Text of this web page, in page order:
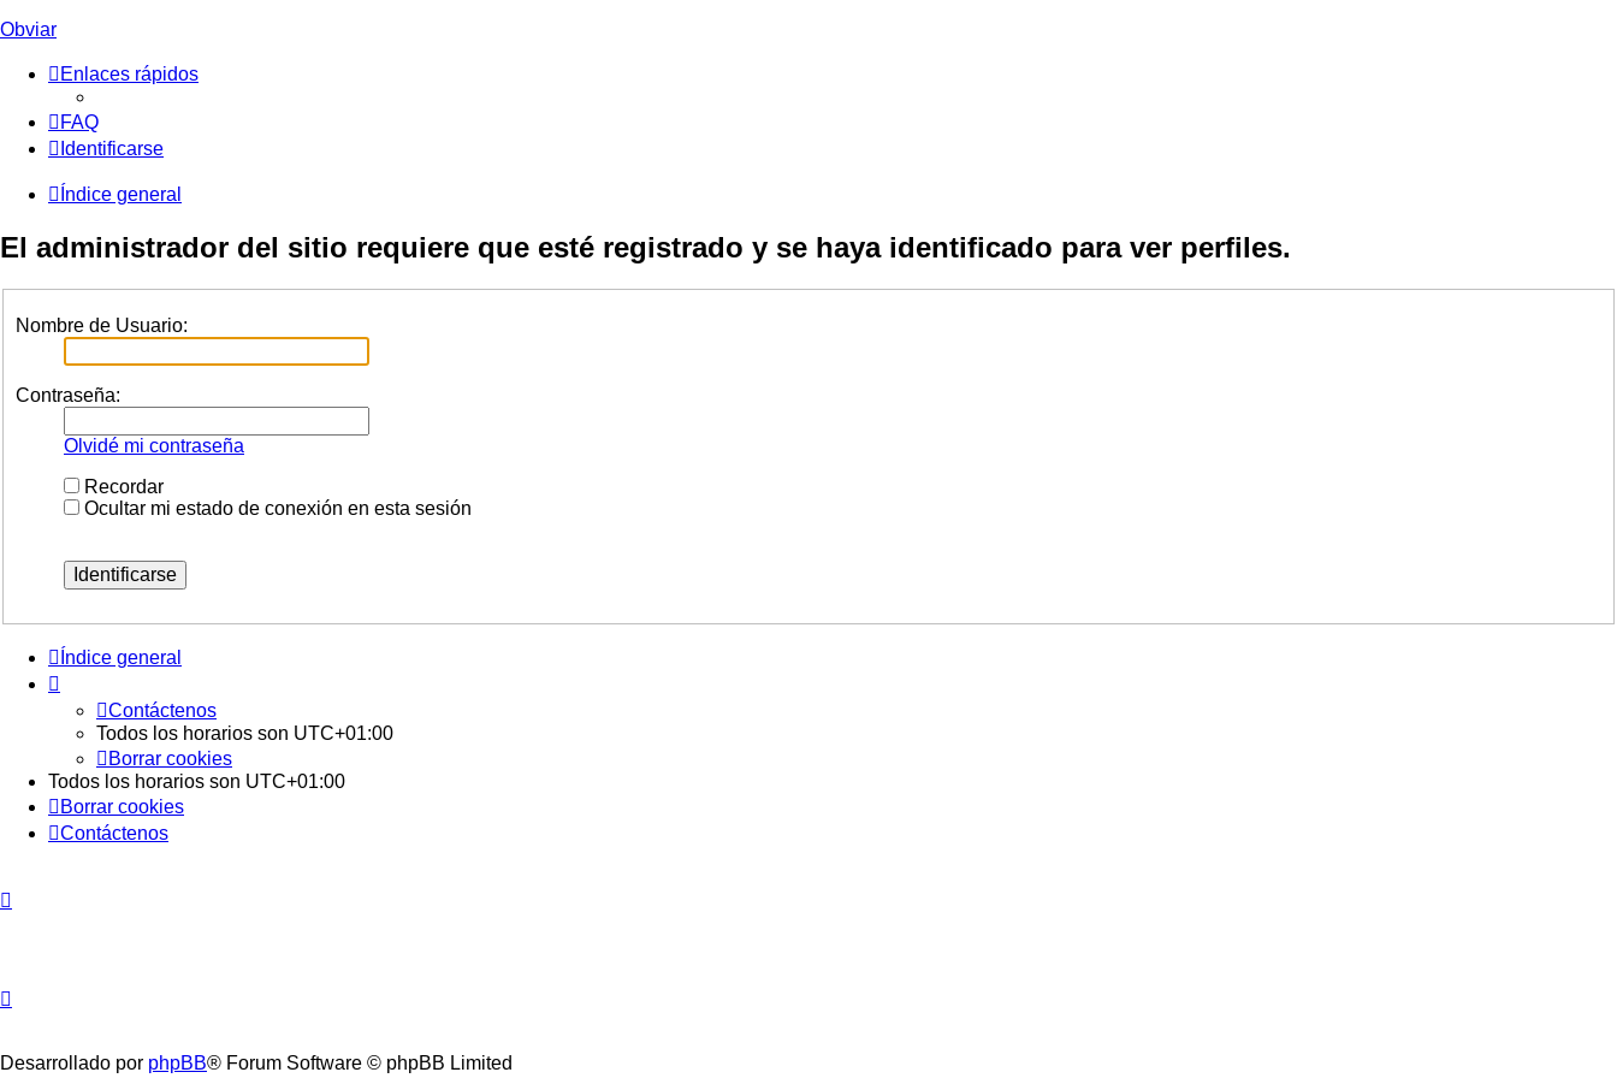
Obviar
Enlaces rápidos
FAQ
Identificarse
Índice general
El administrador del sitio requiere que esté registrado y se haya identificado para ver perfiles.
Nombre de Usuario:
Contraseña:
Olvidé mi contraseña
Recordar
Ocultar mi estado de conexión en esta sesión
Índice general
Contáctenos
Todos los horarios son UTC+01:00
Borrar cookies
Todos los horarios son UTC+01:00
Borrar cookies
Contáctenos
Desarrollado por phpBB® Forum Software © phpBB Limited